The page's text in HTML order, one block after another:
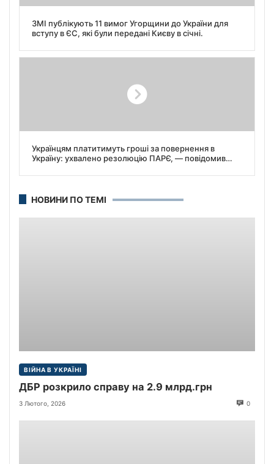
ЗМІ публікують 11 вимог Угорщини до України для
вступу в ЄС, які були передані Києву в січні.
Українцям платитимуть гроші за повернення в
Україну: ухвалено резолюцію ПАРЄ, — повідомив
НОВИНИ ПО ТЕМІ
ВІЙНА В УКРАЇНІ
ДБР розкрило справу на 2.9 млрд.грн
3 Лютого, 2026 0